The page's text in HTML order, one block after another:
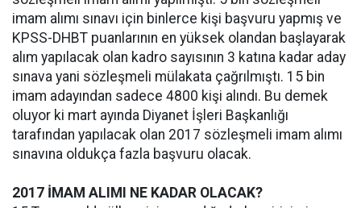
imam alımı sınavı için binlerce kişi başvuru yapmış ve
KPSS-DHBT puanlarının en yüksek olandan başlayarak
alım yapılacak olan kadro sayısının 3 katına kadar aday
sınava yani sözleşmeli mülakata çağrılmıştı. 15 bin
imam adayından sadece 4800 kişi alındı. Bu demek
oluyor ki mart ayında Diyanet İşleri Başkanlığı
tarafından yapılacak olan 2017 sözleşmeli imam alımı
sınavına oldukça fazla başvuru olacak.
2017 İMAM ALIMI NE KADAR OLACAK?